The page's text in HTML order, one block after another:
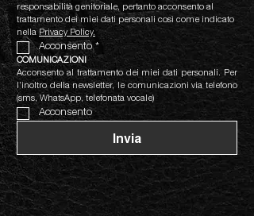
responsabilità genitoriale, pertanto acconsento al
trattamento dei miei dati personali così come indicato
nella Privacy Policy.
Acconsento *
COMUNICAZIONI
Acconsento al trattamento dei miei dati personali. Per
l’inoltro della newsletter, le comunicazioni via telefono
(sms, WhatsApp, telefonata vocale)
Acconsento
Invia